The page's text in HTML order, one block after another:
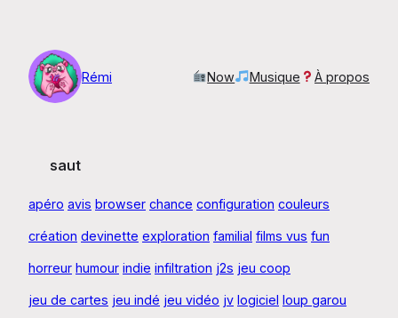
contenu
Rémi
Now Musique À propos
saut
apéro avis browser chance configuration couleurs
création devinette exploration familial films vus fun
horreur humour indie infiltration j2s jeu coop
jeu de cartes jeu indé jeu vidéo jv logiciel loup garou